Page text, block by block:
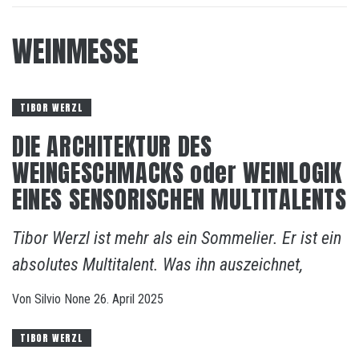
WEINMESSE
TIBOR WERZL
DIE ARCHITEKTUR DES
WEINGESCHMACKS oder WEINLOGIK
EINES SENSORISCHEN MULTITALENTS
Tibor Werzl ist mehr als ein Sommelier. Er ist ein
absolutes Multitalent. Was ihn auszeichnet,
Von Silvio None 26. April 2025
TIBOR WERZL